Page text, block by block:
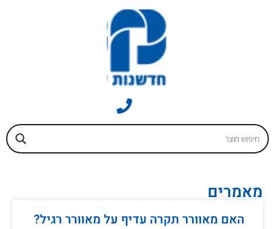
מאמרים
האם מאוורר תקרה עדיף על מאוורר רגיל?